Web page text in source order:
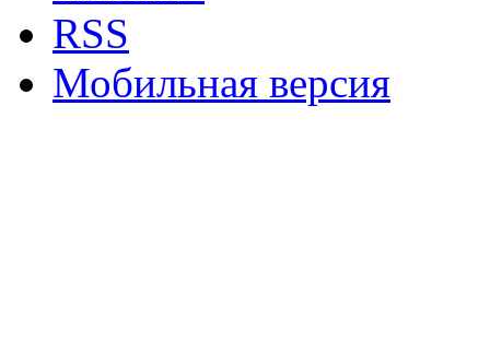
RSS
Мобильная версия